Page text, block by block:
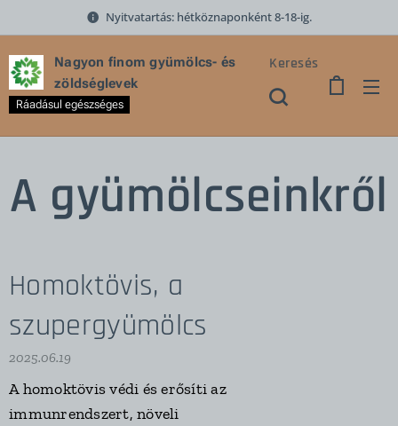
Nyitvatartás: hétköznaponként 8-18-ig.
Nagyon finom gyümölcs- és
zöldséglevek
Ráadásul egészséges
Keresés
A gyümölcseinkről
Homoktövis, a
szupergyümölcs
2025.06.19
A homoktövis védi és erősíti az
immunrendszert, növeli